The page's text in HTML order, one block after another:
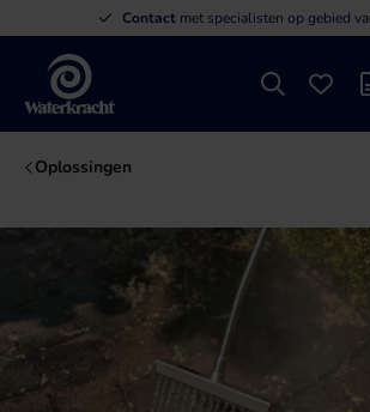
met specialisten op gebied
Waterkracht
Zoeken
Oplossingen